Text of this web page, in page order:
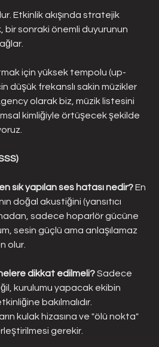
Etkinlik akışında stratejik
bir sonraki önemli duyurunun
için yüksek tempolu (up-
düşük frekanslı sakin müzikler
olarak biz, müzik listesini
kimliğiyle örtüşecek şekilde
sık yapılan ses hatası nedir? En
doğal akustiğini (yansıtıcı
sadece hoparlör gücüne
sesin güçlü ama anlaşılamaz
olur.
dikkat edilmeli? Sadece
kurulumu yapacak ekibin
bakılmalıdır.
kulak hizasına ve "ölü nokta"
gerekir.